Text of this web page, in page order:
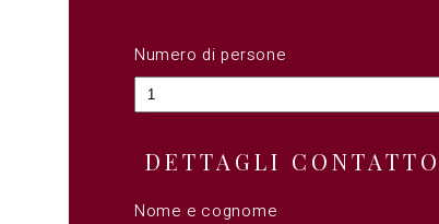
Numero di persone
DETTAGLI CONTATTO
Nome e cognome